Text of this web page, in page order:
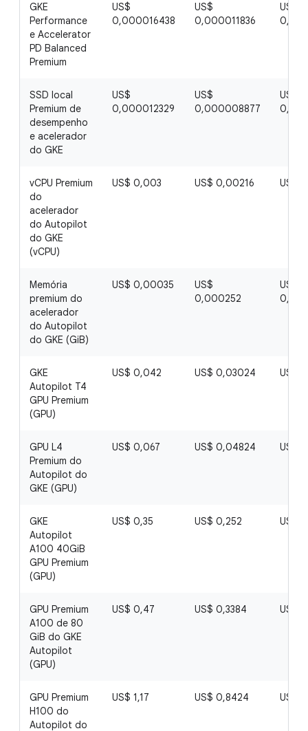
GKE
Performance
e Accelerator
PD Balanced
Premium
US$
0,000016438
US$
0,000011836
US$
SSD local
Premium de
desempenho
e acelerador
do GKE
US$
0,000012329
US$
0,000008877
US$
vCPU Premium
do
acelerador
do Autopilot
do GKE
(vCPU)
US$ 0,003 US$ 0,00216 US$
Memória
premium do
acelerador
do Autopilot
do GKE (GiB)
US$ 0,00035
US$
0,000252
US$
GKE
Autopilot T4
GPU Premium
(GPU)
US$ 0,042 US$ 0,03024 US$
GPU L4
Premium do
Autopilot do
GKE (GPU)
US$ 0,067 US$ 0,04824 US$
GKE
Autopilot
A100 40GiB
GPU Premium
(GPU)
US$ 0,35 US$ 0,252 US$
GPU Premium
A100 de 80
GiB do GKE
Autopilot
(GPU)
US$ 0,47 US$ 0,3384 US$
GPU Premium
H100 do
Autopilot do
US$ 1,17 US$ 0,8424 US$